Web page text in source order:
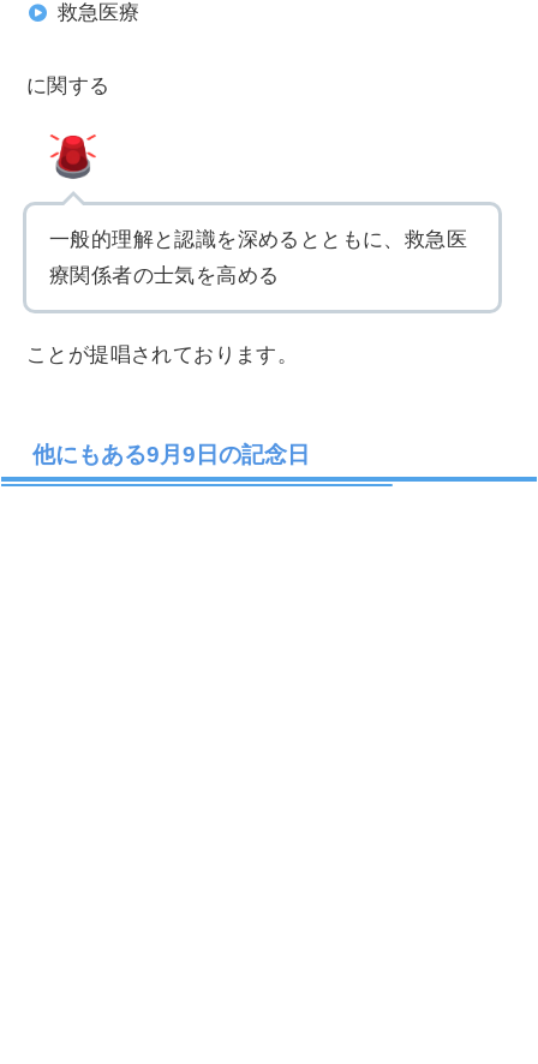
救急医療
に関する
一般的理解と認識を深めるとともに、救急医
療関係者の士気を高める
ことが提唱されております。
他にもある9月9日の記念日